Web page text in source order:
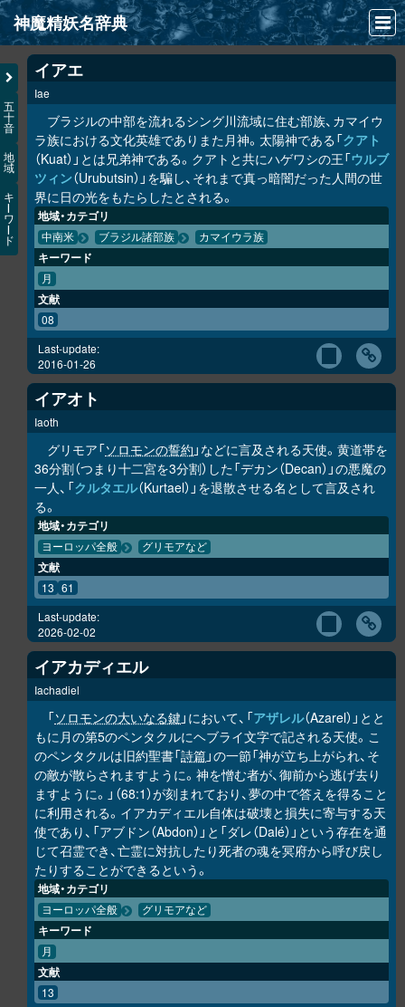
神魔精妖名辞典
NEWS
INFO
文献
検索
凖項目
画像資料便覧
LINK
五
十
音
地
域
キ
ワ
ド
イアエ
Iae
ブラジルの中部を流れるシング川流域に住む部族、カマイウ
ラ族における文化英雄でありまた月神。太陽神である「クアト
（Kuat）」とは兄弟神である。クアトと共にハゲワシの王「ウルブ
ツィン（Urubutsin）」を騙し、それまで真っ暗闇だった人間の世
界に日の光をもたらしたとされる。
地域・カテゴリ
中南米 ブラジル諸部族 カマイウラ族
キーワード
月
文献
08
Last-update:
2016-01-26
イアオト
Iaoth
グリモア「ソロモンの誓約 」などに言及される天使。黄道帯を
36分割（つまり十二宮を3分割）した「デカン（Decan）」の悪魔の
一人、「クルタエル（Kurtael）」を退散させる名として言及され
る。
地域・カテゴリ
ヨーロッパ全般 グリモアなど
文献
13 61
Last-update:
2026-02-02
イアカディエル
Iachadiel
「ソロモンの大いなる鍵 」において、「アザレル（Azarel）」とと
もに月の第5のペンタクルにヘブライ文字で記される天使。こ
のペンタクルは旧約聖書「詩篇」の一節「神が立ち上がられ、そ
の敵が散らされますように。神を憎む者が、御前から逃げ去り
ますように。」（68:1）が刻まれており、夢の中で答えを得ること
に利用される。イアカディエル自体は破壊と損失に寄与する天
使であり、「アブドン（Abdon）」と「ダレ（Dalé）」という存在を通
じて召霊でき、亡霊に対抗したり死者の魂を冥府から呼び戻し
たりすることができるという。
地域・カテゴリ
ヨーロッパ全般 グリモアなど
キーワード
月
文献
13